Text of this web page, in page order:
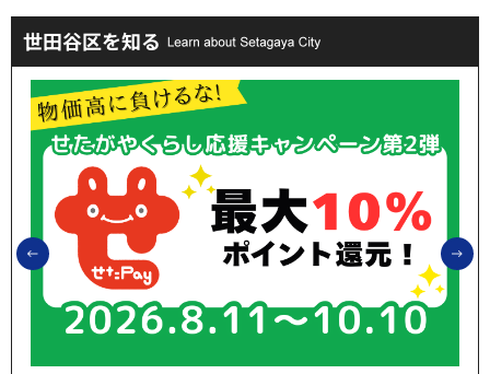
世田谷区を知る
前のスライドを表示